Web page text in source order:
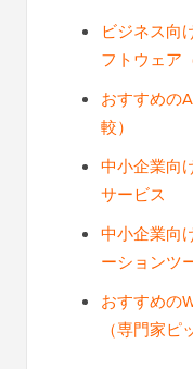
ビジネス向
フトウェア
おすすめの
較）
中小企業向
サービス
中小企業向
ーションツ
おすすめの
（専門家ピ